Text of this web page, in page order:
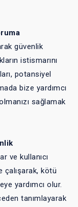
güvenlik
istismarını
potansiyel
bize yardımcı
sağlamak
ve kullanıcı
çalışarak, kötü
yardımcı olur.
tanımlayarak